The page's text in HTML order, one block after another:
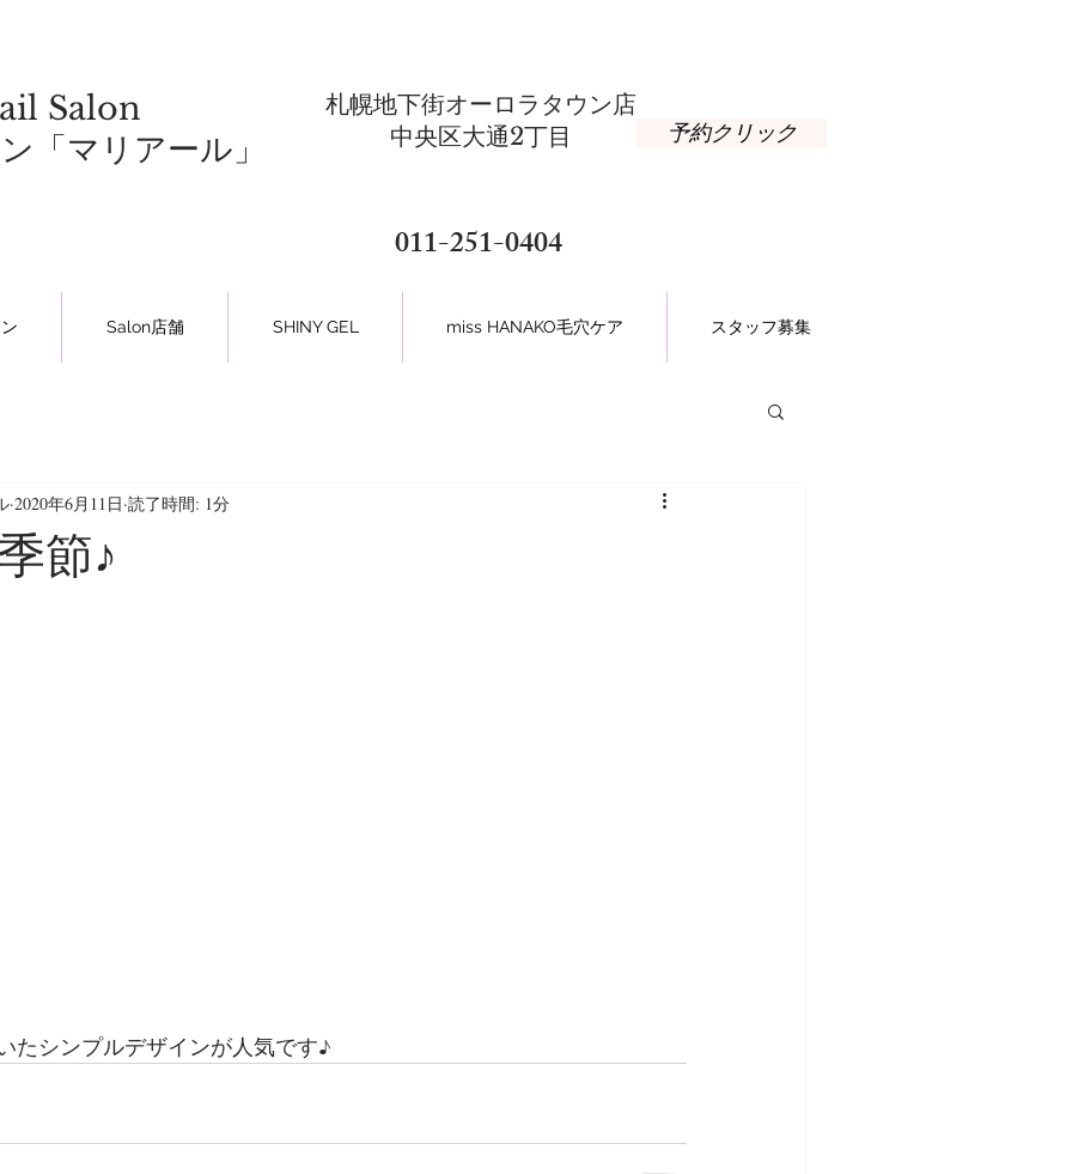
Salon
「マリアール」
札幌地下街オーロラタウン店​
​中央区大通2丁目
予約クリック
011-251-0404
Salon店舗 SHINY GEL miss HANAKO毛穴ケア スタッフ募集
節♪
2020年6月11日 読了時間: 1分
たシンプルデザインが人気です♪